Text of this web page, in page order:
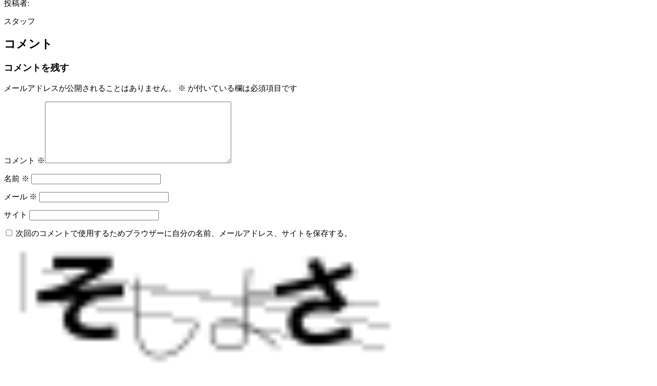
投稿者:
スタッフ
コメント
コメントを残す
メールアドレスが公開されることはありません。 ※ が付いている欄は必須項目です
コメント ※
名前 ※
メール ※
サイト
次回のコメントで使用するためブラウザーに自分の名前、メールアドレス、サイトを保存する。